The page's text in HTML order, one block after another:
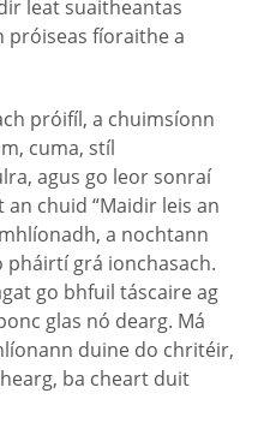
leat suaitheantas
próiseas fíoraithe a
próifíl, a chuimsíonn
cuma, stíl
agus go leor sonraí
chuid “Maidir leis an
a nochtann
pháirtí grá ionchasach.
go bhfuil táscaire ag
glas nó dearg. Má
duine do chritéir,
ba cheart duit